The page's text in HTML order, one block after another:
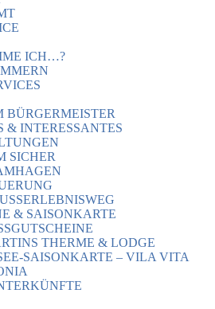
ICH…?
BÜRGERMEISTER
& INTERESSANTES
SICHER
& SAISONKARTE
THERME & LODGE
SAISONKARTE – VILA VITA